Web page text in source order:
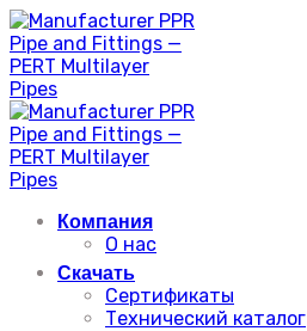
Skip
to
content
Компания
О нас
Скачать
Сертификаты
Технический каталог